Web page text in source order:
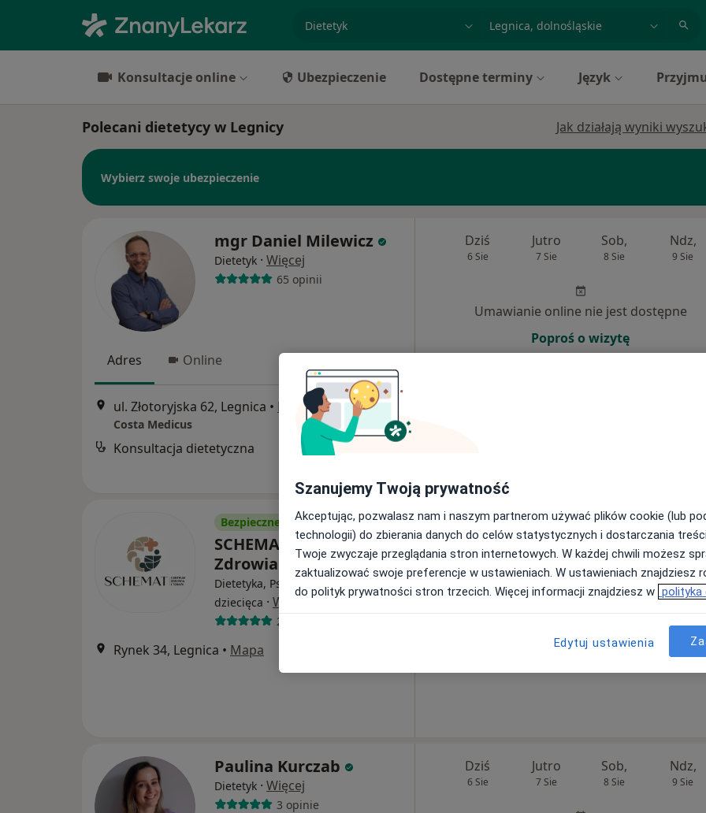
miasto lub dzielnica
Konsultacje online Ubezpieczenie Dostępne terminy Język
Polecani dietetycy w Legnicy Jak działają wyniki
Wybierz swoje ubezpieczenie
mgr Daniel Milewicz
Dietetyk · Więcej
65 opinii
Adres Online
ul. Złotoryjska 62, Legnica • Mapa
Costa Medicus
Konsultacja dietetyczna
Dziś
6 Sie
Jutro
7 Sie
Sob,
8 Sie
Ndz,
9 Sie
Umawianie online nie jest dostępne
Poproś o wizytę
Bezpieczne płatności
SCHEMAT Centrum
Zdrowia i Terapii
Dietetyka, Psychologia, Psychologia
dziecięca · Więcej
23 opinie
Rynek 34, Legnica • Mapa
Dziś
6 Sie
Jutro
7 Sie
Sob,
8 Sie
Ndz,
9 Sie
Umawianie online nie jest dostępne
Paulina Kurczab
Dietetyk · Więcej
3 opinie
Dziś
6 Sie
Jutro
7 Sie
Sob,
8 Sie
Ndz,
9 Sie
Szanujemy Twoją prywatność
Akceptując, pozwalasz nam i naszym partnerom używać plików cookie (lub
technologii) do zbierania danych do celów statystycznych i dostarczania
Twoje zwyczaje przeglądania stron internetowych. W każdej chwili możesz
zaktualizować swoje preferencje w ustawieniach. W ustawieniach znajdziesz
do polityk prywatności stron trzecich. Więcej informacji znajdziesz w polityka
Edytuj ustawienia